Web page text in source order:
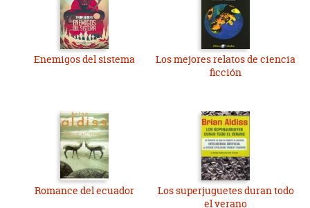
Enemigos del sistema
Los mejores relatos de ciencia
ficción
Romance del ecuador
Los superjuguetes duran todo
el verano